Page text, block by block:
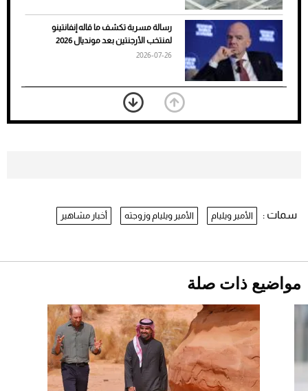
7 نصائح لاختيار لون البنطلون المناسب للقميص
الأسود
رسالة مسربة تكشف ما قاله إنفانتينو
لمنتخب الأرجنتين بعد مونديال 2026
2026-07-26
«الجوازات» تكشف طريقة استخراج رقم
الحدود للزائر عبر أبشر
أقصر يوم في 2026 يقترب.. ماذا يحدث في
دوران الأرض؟
2026-07-25
قبل ليلة النزال.. اكتمال وزن أبطال "The
سمات : الأمير ويليام الأمير ويليام وزوجته أخبار مشاهير
مواضيع ذات صلة